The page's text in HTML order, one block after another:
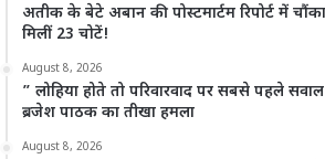
अतीक के बेटे अबान की पोस्टमार्टम रिपोर्ट में
मिलीं 23 चोटें!
August 8, 2026
” लोहिया होते तो परिवारवाद पर सबसे पहले
ब्रजेश पाठक का तीखा हमला
August 8, 2026